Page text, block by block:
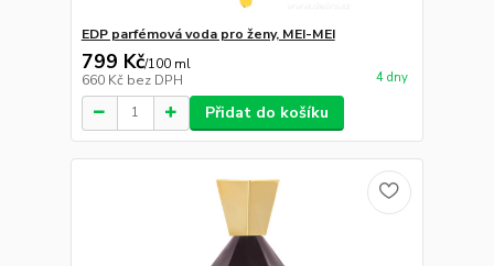
EDP parfémová voda pro ženy, MEI-MEI
799 Kč/100 ml
660 Kč bez DPH 4 dny
Přidat do košíku